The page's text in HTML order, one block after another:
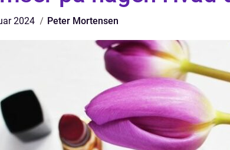
2024 Peter Mortensen